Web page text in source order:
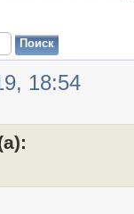
18:54